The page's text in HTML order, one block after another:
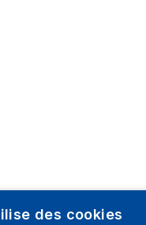
des cookies